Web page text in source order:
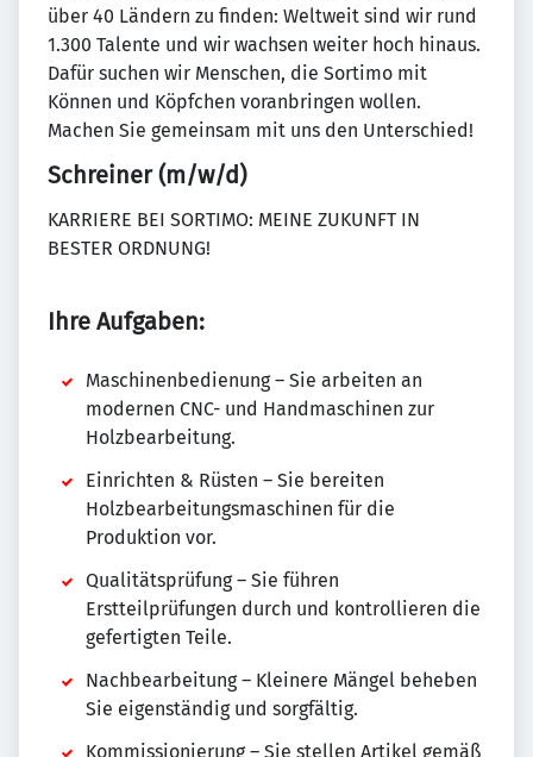
über 40 Ländern zu finden: Weltweit sind wir rund
1.300 Talente und wir wachsen weiter hoch hinaus.
Dafür suchen wir Menschen, die Sortimo mit
Können und Köpfchen voranbringen wollen.
Machen Sie gemeinsam mit uns den Unterschied!
Schreiner (m/w/d)
KARRIERE BEI SORTIMO: MEINE ZUKUNFT IN
BESTER ORDNUNG!
Ihre Aufgaben:
Maschinenbedienung – Sie arbeiten an
modernen CNC- und Handmaschinen zur
Holzbearbeitung.
Einrichten & Rüsten – Sie bereiten
Holzbearbeitungsmaschinen für die
Produktion vor.
Qualitätsprüfung – Sie führen
Erstteilprüfungen durch und kontrollieren die
gefertigten Teile.
Nachbearbeitung – Kleinere Mängel beheben
Sie eigenständig und sorgfältig.
Kommissionierung – Sie stellen Artikel gemäß